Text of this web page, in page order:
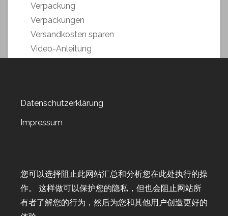
Verpackung
Verpackungen
Versandkosten sparen
Video-Anleitung
Weltkartenbasteltag 2019
Weltkartenbasteltag 2020
Workshop
Workshop-Goodies
Workshop-Termine
Datenschutzerklärung
Impressum
您可以选择阻止此网站汇总和分析您在此处执行的操
作。 这样做可以保护您的隐私，但也会阻止网站所
有者了解您的行为，然后为您和其他用户创造更好的